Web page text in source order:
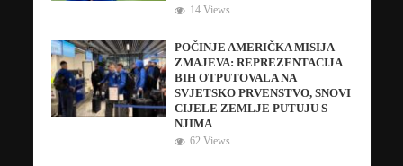
14 Views
POČINJE AMERIČKA MISIJA
ZMAJEVA: REPREZENTACIJA
BIH OTPUTOVALA NA
SVJETSKO PRVENSTVO, SNOVI
CIJELE ZEMLJE PUTUJU S
NJIMA
62 Views